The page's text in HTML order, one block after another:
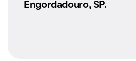
Engordadouro, SP.